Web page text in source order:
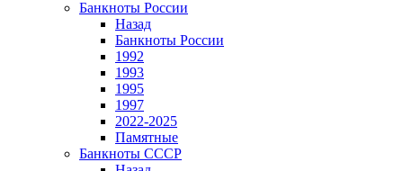
Банкноты России
Назад
Банкноты России
1992
1993
1995
1997
2022-2025
Памятные
Банкноты СССР